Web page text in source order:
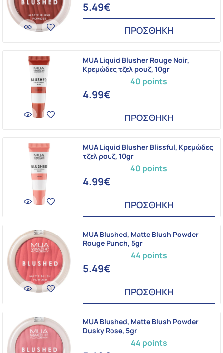
5.49€
ΠΡΟΣΘΗΚΗ
40 points
MUA Liquid Blusher Rouge Noir,
Kρεμώδες τζελ ρουζ, 10gr
4.99€
ΠΡΟΣΘΗΚΗ
40 points
MUA Liquid Blusher Blissful, Kρεμώδες
τζελ ρουζ, 10gr
4.99€
ΠΡΟΣΘΗΚΗ
44 points
MUA Blushed, Matte Blush Powder
Rouge Punch, 5gr
5.49€
ΠΡΟΣΘΗΚΗ
44 points
MUA Blushed, Matte Blush Powder
Dusky Rose, 5gr